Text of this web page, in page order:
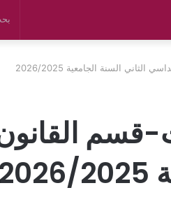
السنة الجامعية 2026/2025
قسم